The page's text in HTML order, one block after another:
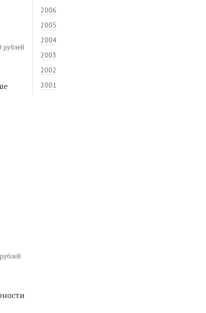
рублей
2006
2005
2004
2003
2002
2001